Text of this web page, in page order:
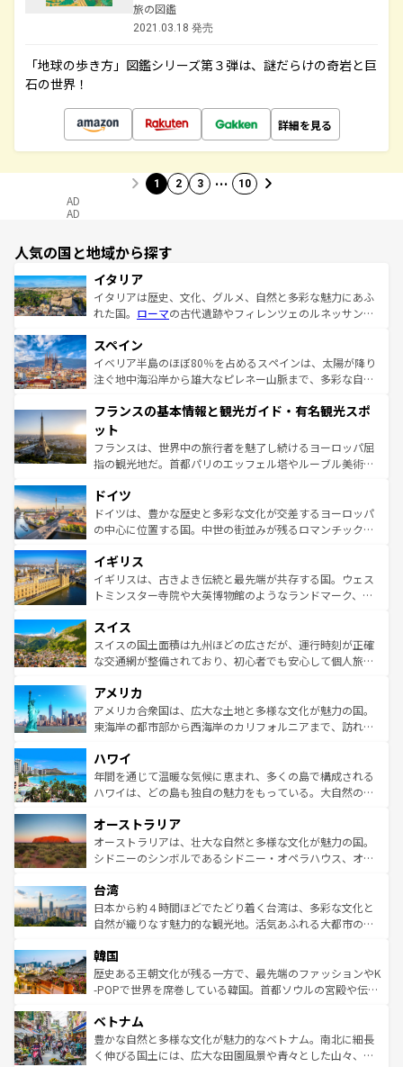
旅の図鑑
2021.03.18 発売
「地球の歩き方」図鑑シリーズ第３弾は、謎だらけの奇岩と巨
石の世界！
詳細を見る
1 2 3 … 10
AD
AD
人気の国と地域から探す
イタリア
イタリアは歴史、文化、グルメ、自然と多彩な魅力にあふ
れた国。 ローマの古代遺跡やフィレンツェのルネッサンス
ろん、トスカーナの美しい田園風景やアマルフィ海岸の絶
景など、自然景観も見逃せない。観光の合間には、本場の
ピザやパスタなど、絶品のイタリア料理を堪能することも
ませてくれるイタリアで、忘れられない旅をしてみよう！
なお、新着のイタリア情報は
しい。
スペイン
イベリア半島のほぼ80％を占めるスペインは、太陽が降り
注ぐ地中海沿岸から雄大なピレネー山脈まで、多彩な自然
文化が根付くこの国では、情熱的なフラメンコ、熱気あふ
れる闘牛、そして美味しいタパスが生活の一部となってい
る。首都マドリードの洗練された雰囲気や、バルセロナの
アートに溢れた街角から、地方では古代ローマ遺跡や中世
せる。地方によって風土や気候が異なるスペインはその個
性で訪れる人を魅了する。 なお、新着のスペイン情報は コ
ンテンツ一覧を参照してほしい。
フランスの基本情報と観光ガイド・有名観光スポ
ット
フランスは、世界中の旅行者を魅了し続けるヨーロッパ屈
指の観光地だ。首都パリのエッフェル塔やルーブル美術館
で、幅広い魅力が詰まっている。華麗な宮殿、歴史的な大
聖堂、美しいビーチ、そして豊かな自然が、訪れる者を心
から魅了する。また、フランスは美食の国としても知ら
いる。シャンパンの発祥地であるランス、プロヴァンスの
香り高いラベンダー畑など、多彩な楽しみ方が可能だ。さ
らに、パリ以外の地域にも魅力が溢れており、どの街角に
れる地方に足を運ぶとそれぞれで全く異なる文化を体験で
きるだろう。 なお、新着のフランス情報はコンテンツ一覧
を参照してほしい。
ドイツ
ドイツは、豊かな歴史と多彩な文化が交差するヨーロッパ
の中心に位置する国。中世の街並みが残るロマンチック街
顔を持つこの国は、どこを歩いても飽きることがない。ベ
ルリンの文化的活気、バイエルン州のアルプスの絶景、そ
してライン川沿いのワイン畑といった風景は必見。ビール
は、お酒好きな人にはぜひ体験してほしい。 なお、新着の
ドイツ情報はコンテンツ一覧を参照してほしい。
イギリス
イギリスは、古きよき伝統と最先端が共存する国。ウェス
トミンスター寺院や大英博物館のようなランドマーク、歴
リアごとに異なる魅力がある。また、優雅なアフタヌーン
ティー、ビール好きにはたまらない英国パブ、サッカー観
戦など、本場だからこそできる体験も豊富。イギリスを旅
ンツ一覧を参照してほしい。
スイス
スイスの国土面積は九州ほどの広さだが、運行時刻が正確
な交通網が整備されており、初心者でも安心して個人旅行
の建物がそのまま残る町や、スイスならではのユニークな
博物館もあり、アルプス観光だけでなく町歩きも満喫する
ことができる。国民の所得が高いため物価も高いが、旅行
ば市内交通費無料で観光を楽しむこともできる。 なお、新
着のスイス情報はコンテンツ一覧 を参照してほしい。
アメリカ
アメリカ合衆国は、広大な土地と多様な文化が魅力の国。
東海岸の都市部から西海岸のカリフォルニアまで、訪れる
のような巨大都市は、観光、ショッピング、エンターテイ
ンメントが詰まった刺激的なスポットだ。一方、アメリカ
西部には大自然が広がり、グランドキャニオンやイエロー
部のニューオーリンズでは、音楽と美食が融合した独特の
文化が魅力。旅行者はアメリカの各地域で異なる魅力を楽
しみながら、その多様性と豊かな歴史を感じることができ
ならではの贅沢な旅のスタイルだ。 なお、新着のアメリカ
情報はコンテンツ一覧を参照してほしい。
ハワイ
年間を通じて温暖な気候に恵まれ、多くの島で構成される
ハワイは、どの島も独自の魅力をもっている。大自然の神
ワイ島は見逃せない。また、定番の観光地といえばオアフ
島だが、静かな自然を求めるならマウイ島やカウアイ島が
おすすめ。エメラルドグリーンに輝く海をはじめ、豊かな
れるおもてなしの心で訪れる人々を迎えてくれるハワイの
人々、おいしいローカルフードやハワイアンミュージッ
ク、伝統的なフラダンスなど、すべてがハワイの魅力を彩
ワイを、存分に味わってほしい。 なお、新着のハワイ情報
はコンテンツ一覧を参照してほしい。
オーストラリア
オーストラリアは、壮大な自然と多様な文化が魅力の国。
シドニーのシンボルであるシドニー・オペラハウス、オー
リアリーフや大陸中央部にそびえるウルル（エアーズロッ
ク）、タスマニアの美しい原生林やケアンズの熱帯雨林な
ど、見どころがたくさん。また、カフェやワイン、オージ
いる。アクティビティも充実しており、サーフィンやダイ
ビング、ハイキングなど、アウトドア好きにはたまらな
い。オーストラリアの多彩な魅力を存分に味わいつくそ
参照してほしい。
台湾
日本から約４時間ほどでたどり着く台湾は、多彩な文化と
自然が織りなす魅力的な観光地。活気あふれる大都市の台
ン）、静ひつな山岳地帯である台湾東部など、都市の喧騒
と山間の静けさが共存しており、訪れる人に新しい発見と
驚きをもたらしてくれる。また、奥深い台湾の食文化も魅
容にもいいと評判のスイーツなど、バラエティ豊かな料理
が味わえる。 なお、新着の台湾情報は コンテンツ一覧を参
照してほしい。
韓国
歴史ある王朝文化が残る一方で、最先端のファッションやK
-POPで世界を席巻している韓国。首都ソウルの宮殿や伝統
き、地方に足を延ばせば四季折々の自然美を楽しむことが
できる。そして、キムチや焼肉、絶品のストリートフード
まで、さまざまな韓国料理が待っている。夜には、韓国な
ベトナム
豊かな自然と多様な文化が魅力的なベトナム。南北に細長
く伸びる国土には、広大な田園風景や青々とした山々、世